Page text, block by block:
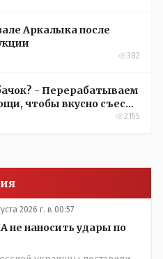
Аркалыка после
382
- Перерабатываем
чтобы вкусно съесть
2155
2026 г. в 00:57
не наносить удары по